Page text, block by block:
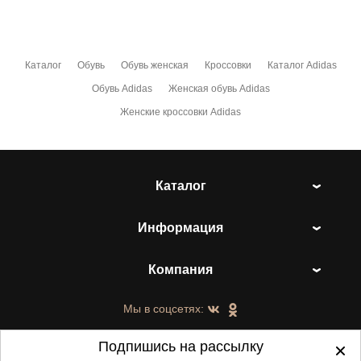
Каталог Обувь Обувь женская Кроссовки Каталог Adidas
Обувь Adidas Женская обувь Adidas
Женские кроссовки Adidas
Каталог
Информация
Компания
Мы в соцсетях:
Подпишись на рассылку